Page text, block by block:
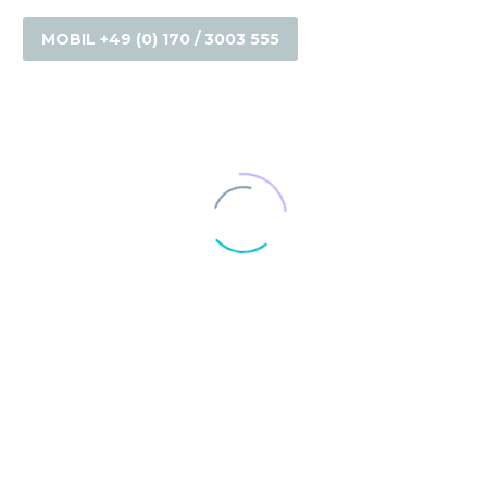
MOBIL +49 (0) 170 / 3003 555